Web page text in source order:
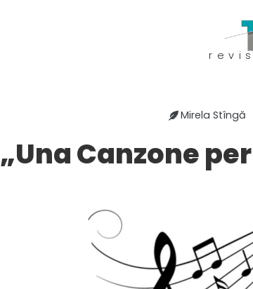
Mirela Stîngă
„Una Canzone